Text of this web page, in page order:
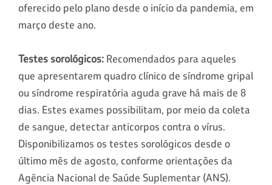
oferecido pelo plano desde o início da pandemia, em
março deste ano.
Testes sorológicos: Recomendados para aqueles
que apresentarem quadro clínico de síndrome gripal
ou síndrome respiratória aguda grave há mais de 8
dias. Estes exames possibilitam, por meio da coleta
de sangue, detectar anticorpos contra o vírus.
Disponibilizamos os testes sorológicos desde o
último mês de agosto, conforme orientações da
Agência Nacional de Saúde Suplementar (ANS).